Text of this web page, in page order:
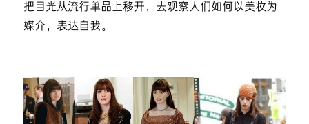
把目光从流行单品上移开，去观察人们如何以美妆为
媒介，表达自我。